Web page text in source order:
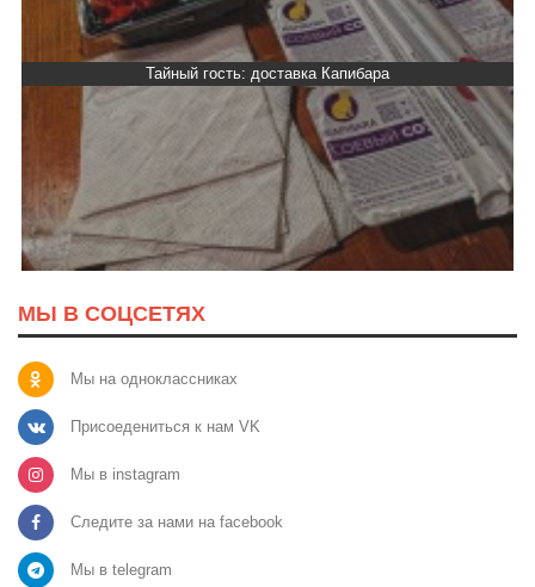
Тайный гость: доставка Капибара
МЫ В СОЦСЕТЯХ
Мы на одноклассниках
Присоедениться к нам VK
Мы в instagram
Следите за нами на facebook
Мы в telegram